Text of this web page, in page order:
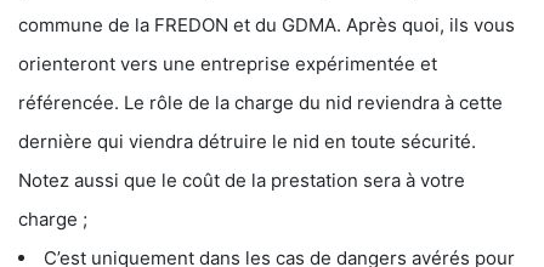
commune de la FREDON et du GDMA. Après quoi, ils vous
orienteront vers une entreprise expérimentée et
référencée. Le rôle de la charge du nid reviendra à cette
dernière qui viendra détruire le nid en toute sécurité.
Notez aussi que le coût de la prestation sera à votre
charge ;
C’est uniquement dans les cas de dangers avérés pour